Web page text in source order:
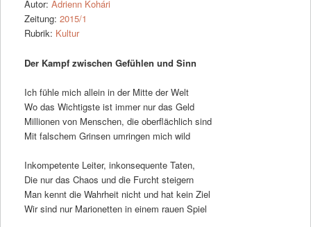
Autor: Adrienn Kohári
Zeitung: 2015/1
Rubrik: Kultur
Der Kampf zwischen Gefühlen und Sinn
Ich fühle mich allein in der Mitte der Welt
Wo das Wichtigste ist immer nur das Geld
Millionen von Menschen, die oberflächlich sind
Mit falschem Grinsen umringen mich wild
Inkompetente Leiter, inkonsequente Taten,
Die nur das Chaos und die Furcht steigern
Man kennt die Wahrheit nicht und hat kein Ziel
Wir sind nur Marionetten in einem rauen Spiel